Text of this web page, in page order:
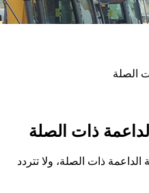
الصلة
الداعمة ذات الصلة
الداعمة ذات الصلة، ولا تتردد